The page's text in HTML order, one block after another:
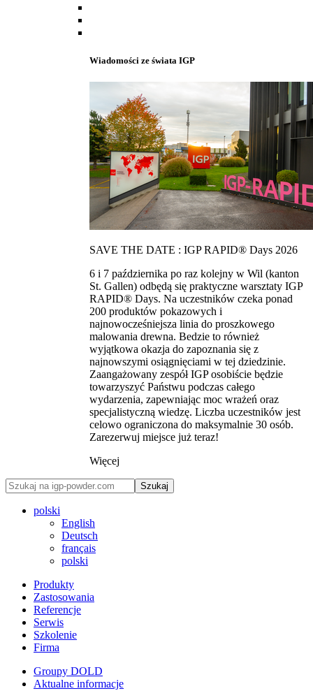
Wiadomości ze świata IGP
SAVE THE DATE : IGP RAPID® Days 2026
6 i 7 października po raz kolejny w Wil (kanton
St. Gallen) odbędą się praktyczne warsztaty IGP
RAPID® Days. Na uczestników czeka ponad
200 produktów pokazowych i
najnowocześniejsza linia do proszkowego
malowania drewna. Bedzie to również
wyjątkowa okazja do zapoznania się z
najnowszymi osiągnięciami w tej dziedzinie.
Zaangażowany zespół IGP osobiście będzie
towarzyszyć Państwu podczas całego
wydarzenia, zapewniając moc wrażeń oraz
specjalistyczną wiedzę. Liczba uczestników jest
celowo ograniczona do maksymalnie 30 osób.
Zarezerwuj miejsce już teraz!
Więcej
Szukaj
polski
English
Deutsch
français
polski
Produkty
Zastosowania
Referencje
Serwis
Szkolenie
Firma
Groupy DOLD
Aktualne informacje